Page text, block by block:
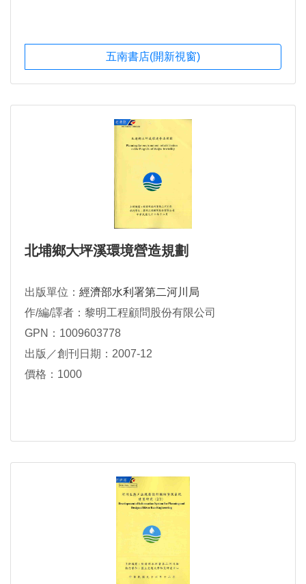
五南書店(開新視窗)
北埔鄉大坪溪環境營造規劃
出版單位： 經濟部水利署第二河川局
作/編/譯者：黎明工程顧問股份有限公司
GPN：1009603778
出版／創刊日期：2007-12
價格：1000